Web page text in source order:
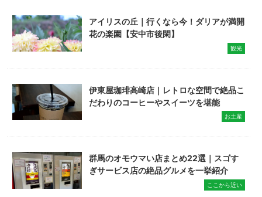
アイリスの丘｜行くなら今！ダリアが満開
花の楽園【安中市後閑】
観光
伊東屋珈琲高崎店｜レトロな空間で絶品こ
だわりのコーヒーやスイーツを堪能
お土産
群馬のオモウマい店まとめ22選｜スゴす
ぎサービス店の絶品グルメを一挙紹介
ここから近い